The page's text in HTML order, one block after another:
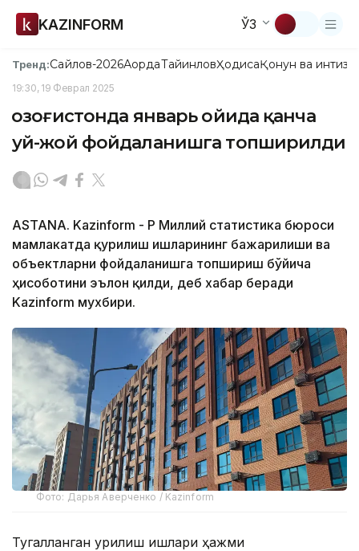
KAZINFORM ЎЗ
Тренд:Сайлов-2026АқордаТайинловҲодисаҚонун ва
19:30, 19 Феврал 2025
Қозоғистонда январь ойида қанча
уй-жой фойдаланишга топширилди
ASTANA. Kazinform - ҚР Миллий статистика бюроси
мамлакатда қурилиш ишларининг бажарилиши ва
объектларни фойдаланишга топшириш бўйича
ҳисоботини эълон қилди, деб хабар беради
Kazinform мухбири.
Фото: Дарья Аверченко / Kazinform
Тугалланган қурилиш ишлари ҳажми